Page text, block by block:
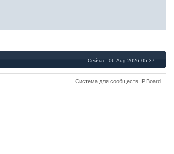
Сейчас: 06 Aug 2026 05:37
Система для сообществ IP.Board